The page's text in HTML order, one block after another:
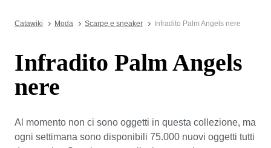
Catawiki Moda Scarpe e sneaker Infradito Palm Angels nere
Infradito Palm Angels
nere
Al momento non ci sono oggetti in questa collezione, ma
ogni settimana sono disponibili 75.000 nuovi oggetti tutti